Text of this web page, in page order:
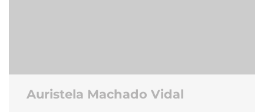
Auristela Machado Vidal